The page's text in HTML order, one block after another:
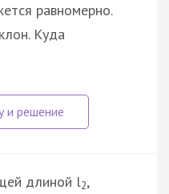
равномерно.
Куда
длиной l2,